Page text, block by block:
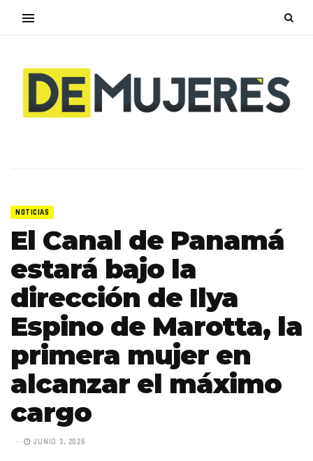
NOTICIAS
El Canal de Panamá
estará bajo la
dirección de Ilya
Espino de Marotta, la
primera mujer en
alcanzar el máximo
cargo
JUNIO 3, 2026